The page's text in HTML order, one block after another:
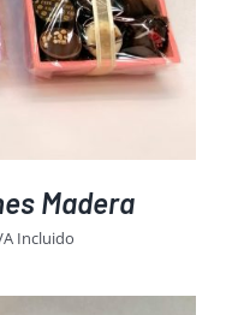
Madera
Incluido